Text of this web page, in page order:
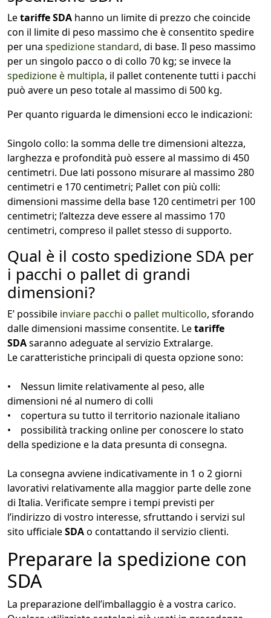
Letariffe SDA hanno un limite di prezzo che coincide
con il limite di peso massimo che è consentito spedire
per una spedizione standard, di base. Il peso massimo
per un singolo pacco o di collo 70 kg; se invece la
spedizione è multipla, il pallet contenente tutti i pacchi
può avere un peso totale al massimo di 500 kg.
Per quanto riguarda le dimensioni ecco le indicazioni:
Singolo collo: la somma delle tre dimensioni altezza,
larghezza e profondità può essere al massimo di 450
centimetri. Due lati possono misurare al massimo 280
centimetri e 170 centimetri; Pallet con più colli:
dimensioni massime della base 120 centimetri per 100
centimetri; l’altezza deve essere al massimo 170
centimetri, compreso il pallet stesso di supporto.
Qual è il costo spedizione SDA per
i pacchi o pallet di grandi
dimensioni?
E’ possibile inviare pacchi o pallet multicollo, sforando
dalle dimensioni massime consentite. Letariffe
SDAsaranno adeguate al servizio Extralarge.
Le caratteristiche principali di questa opzione sono:
• Nessun limite relativamente al peso, alle
dimensioni né al numero di colli
• copertura su tutto il territorio nazionale italiano
• possibilità tracking online per conoscere lo stato
della spedizione e la data presunta di consegna.
La consegna avviene indicativamente in 1 o 2 giorni
lavorativi relativamente alla maggior parte delle zone
di Italia. Verificate sempre i tempi previsti per
l’indirizzo di vostro interesse, sfruttando i servizi sul
sito ufficialeSDAo contattando il servizio clienti.
Preparare la spedizione con
SDA
La preparazione dell’imballaggio è a vostra carico.